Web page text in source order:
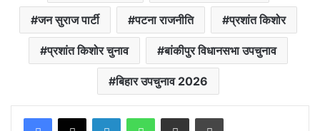
जन सुराज पार्टी पटना राजनीति प्रशांत किशोर
प्रशांत किशोर चुनाव बांकीपुर विधानसभा उपचुनाव
बिहार उपचुनाव 2026